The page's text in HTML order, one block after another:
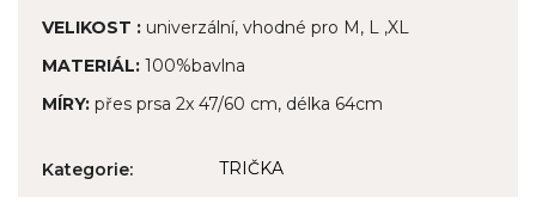
VELIKOST : univerzální, vhodné pro M, L ,XL
MATERIÁL: 100%bavlna
MÍRY: přes prsa 2x 47/60 cm, délka 64cm
Kategorie:
TRIČKA